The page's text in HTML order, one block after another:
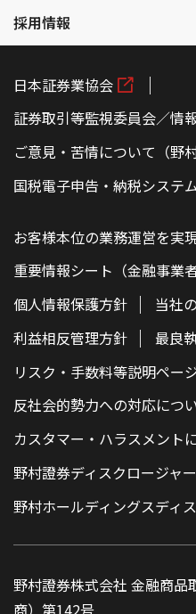
採用情報
日本証券業協会
証券取引等監視委員会／情
ご意見・苦情について（野
国税電子申告・納税システ
お客様本位の業務運営を実
重要情報シート（金融事業者
個人情報保護方針
当社
利益相反管理方針
最良
リスク・手数料等説明ペー
反社会的勢力への対応につ
カスタマー・ハラスメント
野村證券ディスクロージャ
野村ホールディングスディ
野村證券株式会社 金融商品